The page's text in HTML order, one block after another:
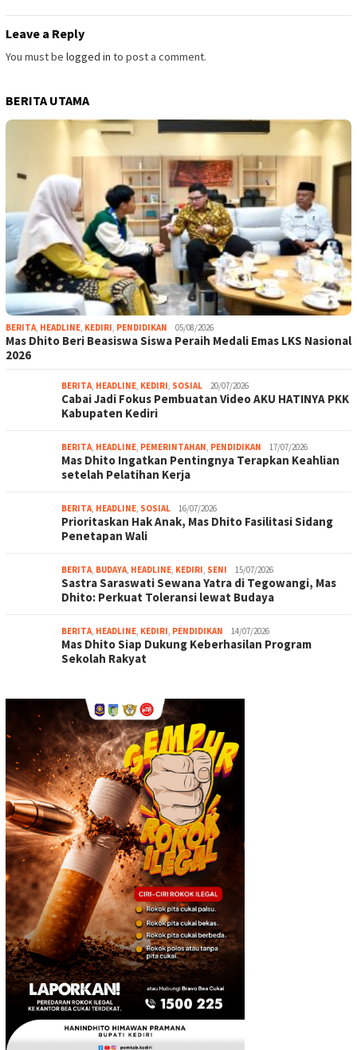
Leave a Reply
You must be logged in to post a comment.
BERITA UTAMA
BERITA HEADLINE KEDIRI PENDIDIKAN 05/08/2026
Mas Dhito Beri Beasiswa Siswa Peraih Medali Emas LKS Nasional
2026
BERITA HEADLINE KEDIRI SOSIAL 20/07/2026
Cabai Jadi Fokus Pembuatan Video AKU HATINYA PKK
Kabupaten Kediri
BERITA HEADLINE PEMERINTAHAN PENDIDIKAN 17/07/2026
Mas Dhito Ingatkan Pentingnya Terapkan Keahlian
setelah Pelatihan Kerja
BERITA HEADLINE SOSIAL 16/07/2026
Prioritaskan Hak Anak, Mas Dhito Fasilitasi Sidang
Penetapan Wali
BERITA BUDAYA HEADLINE KEDIRI SENI 15/07/2026
Sastra Saraswati Sewana Yatra di Tegowangi, Mas
Dhito: Perkuat Toleransi lewat Budaya
BERITA HEADLINE KEDIRI PENDIDIKAN 14/07/2026
Mas Dhito Siap Dukung Keberhasilan Program
Sekolah Rakyat